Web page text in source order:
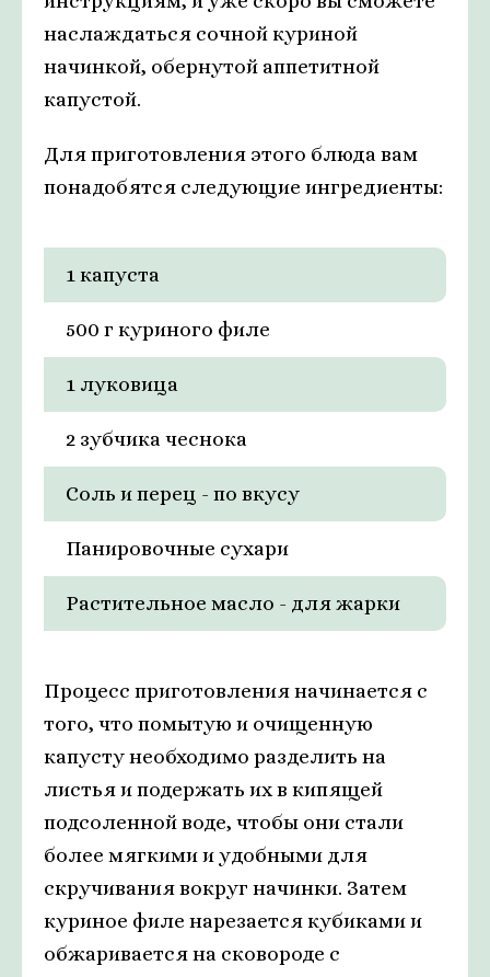
наслаждаться сочной куриной
начинкой, обернутой аппетитной
капустой.
Для приготовления этого блюда вам
понадобятся следующие ингредиенты:
1 капуста
500 г куриного филе
1 луковица
2 зубчика чеснока
Соль и перец - по вкусу
Панировочные сухари
Растительное масло - для жарки
Процесс приготовления начинается с
того, что помытую и очищенную
капусту необходимо разделить на
листья и подержать их в кипящей
подсоленной воде, чтобы они стали
более мягкими и удобными для
скручивания вокруг начинки. Затем
куриное филе нарезается кубиками и
обжаривается на сковороде с